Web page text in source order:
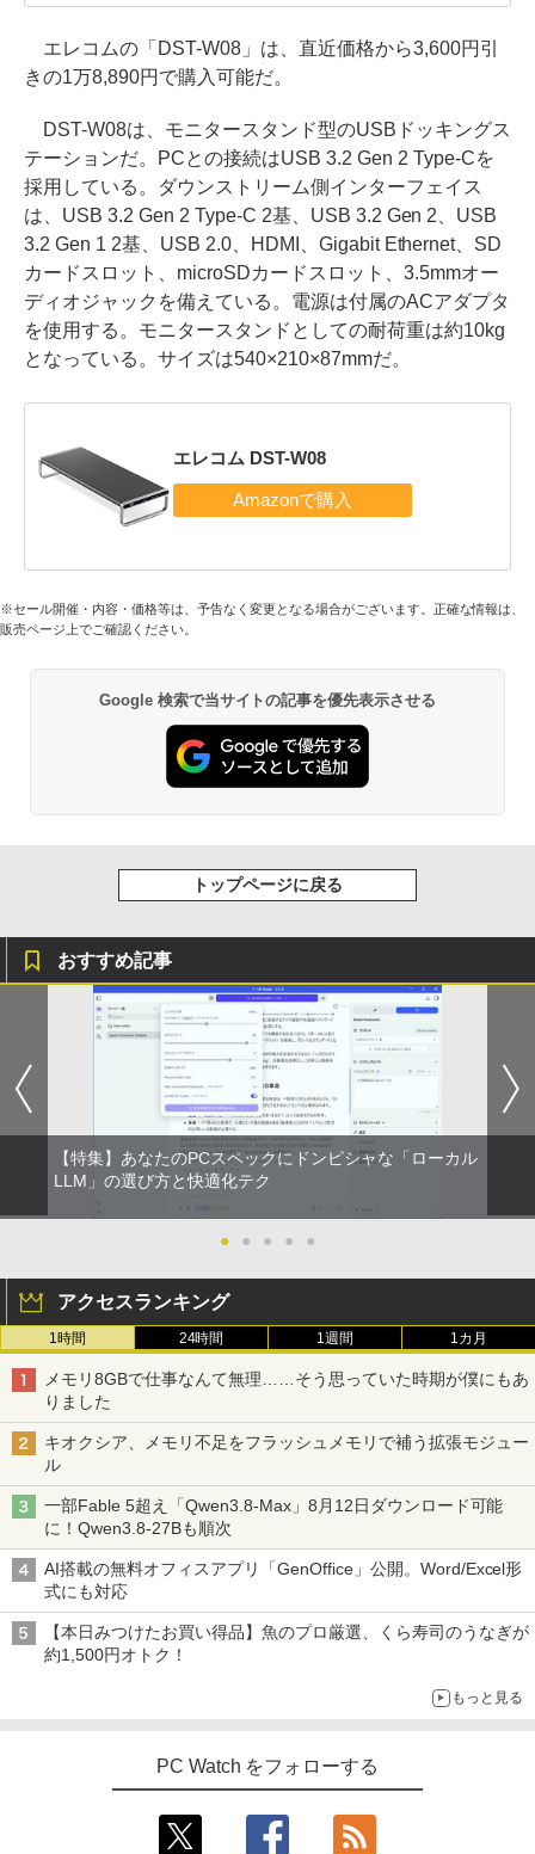
エレコムの「DST-W08」は、直近価格から3,600円引
きの1万8,890円で購入可能だ。
DST-W08は、モニタースタンド型のUSBドッキングス
テーションだ。PCとの接続はUSB 3.2 Gen 2 Type-Cを
採用している。ダウンストリーム側インターフェイス
は、USB 3.2 Gen 2 Type-C 2基、USB 3.2 Gen 2、USB
3.2 Gen 1 2基、USB 2.0、HDMI、Gigabit Ethernet、SD
カードスロット、microSDカードスロット、3.5mmオー
ディオジャックを備えている。電源は付属のACアダプタ
を使用する。モニタースタンドとしての耐荷重は約10kg
となっている。サイズは540×210×87mmだ。
エレコム DST-W08
※セール開催・内容・価格等は、予告なく変更となる場合がございます。正確な情報は、
販売ページ上でご確認ください。
Google 検索で当サイトの記事を優先表示させる
トップページに戻る
おすすめ記事
【特集】あなたのPCスペックにドンピシャな「ローカル
LLM」の選び方と快適化テク
● ● ● ● ●
アクセスランキング
1時間 24時間 1週間 1カ月
メモリ8GBで仕事なんて無理……そう思っていた時期が僕にもあ
りました
キオクシア、メモリ不足をフラッシュメモリで補う拡張モジュー
ル
一部Fable 5超え「Qwen3.8-Max」8月12日ダウンロード可能
に！Qwen3.8-27Bも順次
AI搭載の無料オフィスアプリ「GenOffice」公開。Word/Excel形
式にも対応
【本日みつけたお買い得品】魚のプロ厳選、くら寿司のうなぎが
約1,500円オトク！
もっと見る
PC Watch をフォローする